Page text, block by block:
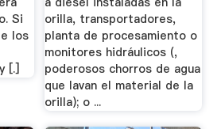
Si
los
[.]
orilla, transportadores,
planta de procesamiento o
monitores hidráulicos (,
poderosos chorros de agua
que lavan el material de la
orilla); o ...